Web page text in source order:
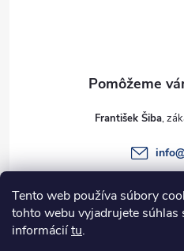
Tento web používa súbory
tohto webu vyjadrujete súhlas
informáciítu.
e
František Šiba
info